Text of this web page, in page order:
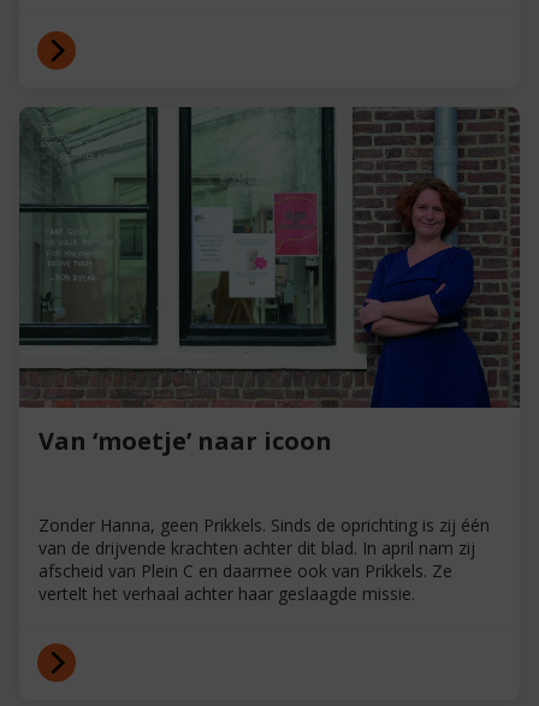
Van ‘moetje’ naar icoon
Zonder Hanna, geen Prikkels. Sinds de oprichting is zij één
van de drijvende krachten achter dit blad. In april nam zij
afscheid van Plein C en daarmee ook van Prikkels. Ze
vertelt het verhaal achter haar geslaagde missie.